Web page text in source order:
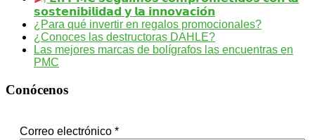
𝘀𝗼𝘀𝘁𝗲𝗻𝗶𝗯𝗶𝗹𝗶𝗱𝗮𝗱 𝘆 𝗹𝗮 𝗶𝗻𝗻𝗼𝘃𝗮𝗰𝗶𝗼́𝗻
¿Para qué invertir en regalos promocionales?
¿Conoces las destructoras DAHLE?
Las mejores marcas de bolígrafos las encuentras en
PMC
Conócenos
Correo electrónico *